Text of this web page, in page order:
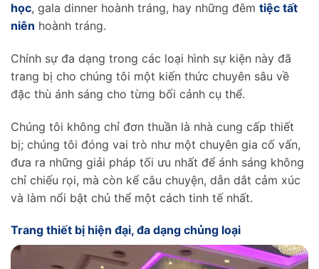
học, gala dinner hoành tráng, hay những đêm tiệc tất
niên hoành tráng.
Chính sự đa dạng trong các loại hình sự kiện này đã
trang bị cho chúng tôi một kiến thức chuyên sâu về
đặc thù ánh sáng cho từng bối cảnh cụ thể.
Chúng tôi không chỉ đơn thuần là nhà cung cấp thiết
bị; chúng tôi đóng vai trò như một chuyên gia cố vấn,
đưa ra những giải pháp tối ưu nhất để ánh sáng không
chỉ chiếu rọi, mà còn kể câu chuyện, dẫn dắt cảm xúc
và làm nổi bật chủ thể một cách tinh tế nhất.
Trang thiết bị hiện đại, đa dạng chủng loại